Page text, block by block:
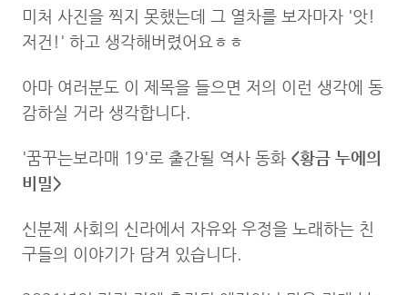
미처 사진을 찍지 못했는데 그 열차를 보자마자 '앗!
저건!' 하고 생각해버렸어요ㅎㅎ
아마 여러분도 이 제목을 들으면 저의 이런 생각에 동
감하실 거라 생각합니다.
'꿈꾸는보라매 19'로 출간될 역사 동화 <황금 누에의
비밀>
신분제 사회의 신라에서 자유와 우정을 노래하는 친
구들의 이야기가 담겨 있습니다.